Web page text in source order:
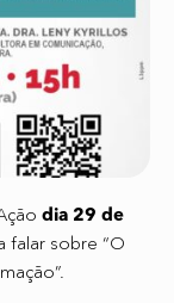
dia 29 de
falar sobre “O